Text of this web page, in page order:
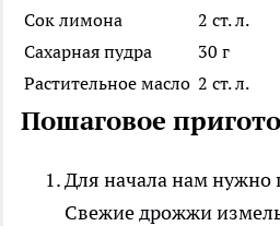
Сок лимона
2 ст. л.
Сахарная пудра
30 г
Растительное масло 2 ст. л.
Пошаговое
Для начала нам нужно
Свежие дрожжи